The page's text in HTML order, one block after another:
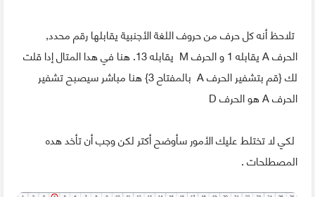
تلاحظ أنه كل حرف من حروف اللغة الأجنبية يقابلها رقم محدد,
الحرف A يقابله 1 و الحرف M يقابله 13. هنا في هدا المتال إدا قلت
لك {قم بتشفير الحرف A بالمفتاح 3} هنا مباشر سيصبح تشفير
الحرف A هو الحرف D
لكي لا تختلط عليك الأمور سأوضح أكتر لكن وجب أن تأخد هده
المصطلحات .